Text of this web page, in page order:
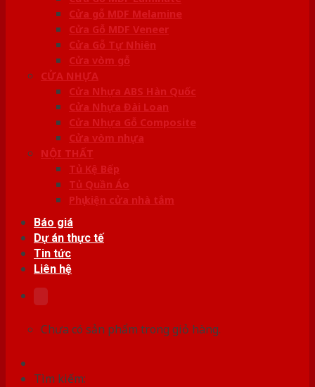
Cửa gỗ MDF Melamine
Cửa Gỗ MDF Veneer
Cửa Gỗ Tự Nhiên
Cửa vòm gỗ
CỬA NHỰA
Cửa Nhựa ABS Hàn Quốc
Cửa Nhựa Đài Loan
Cửa Nhựa Gỗ Composite
Cửa vòm nhựa
NỘI THẤT
Tủ Kệ Bếp
Tủ Quần Áo
Phụ kiện cửa nhà tắm
Báo giá
Dự án thực tế
Tin tức
Liên hệ
Chưa có sản phẩm trong giỏ hàng.
Tìm kiếm: